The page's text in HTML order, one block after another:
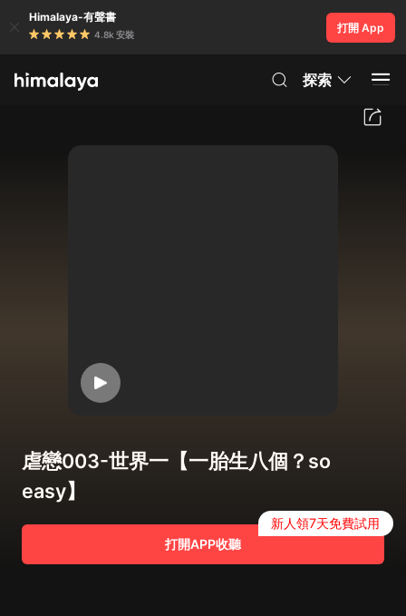
Himalaya-有聲書
4.8k 安裝
打開 App
探索
虐戀003-世界一【一胎生八個？so
easy】
打開APP收聽
新人領7天免費試用